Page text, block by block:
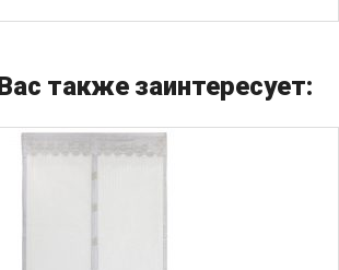
также заинтересует: